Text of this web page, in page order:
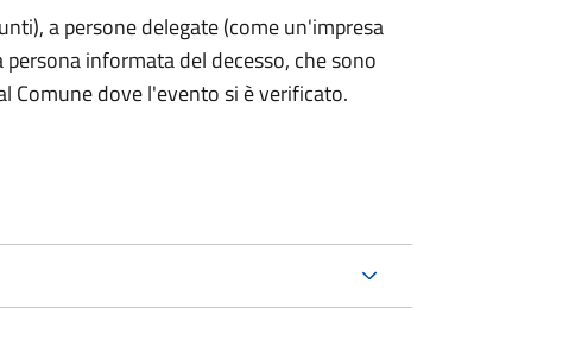
a persone delegate (come un'impresa
informata del decesso, che sono
Comune dove l'evento si è verificato.